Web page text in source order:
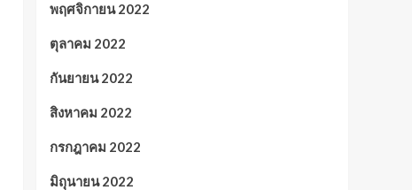
พฤศจิกายน 2022
ตุลาคม 2022
กันยายน 2022
สิงหาคม 2022
กรกฎาคม 2022
มิถุนายน 2022